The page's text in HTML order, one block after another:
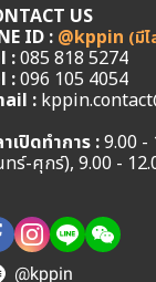
US
ID : @kppin (มีไ
:085 818 5274
:096 105 4054
:
าเปิดทำการ :9.00 -
ร์-ศุกร์), 9.00 -
@kppin